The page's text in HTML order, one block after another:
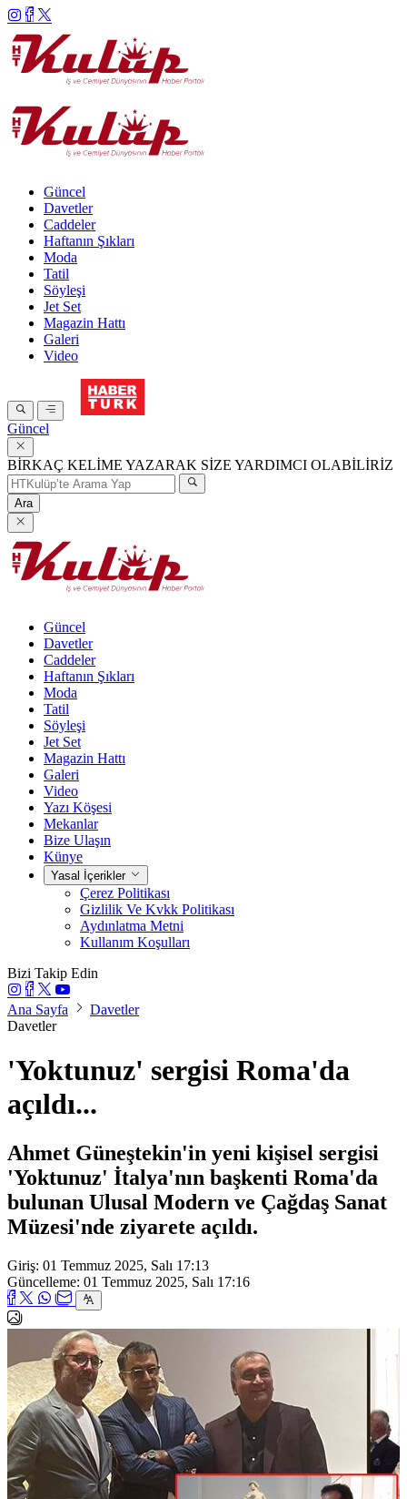
Güncel
Davetler
Caddeler
Haftanın Şıkları
Moda
Tatil
Söyleşi
Jet Set
Magazin Hattı
Galeri
Video
Güncel
BİRKAÇ KELİME YAZARAK SİZE YARDIMCI OLABİLİRİZ
Ara
Güncel
Davetler
Caddeler
Haftanın Şıkları
Moda
Tatil
Söyleşi
Jet Set
Magazin Hattı
Galeri
Video
Yazı Köşesi
Mekanlar
Bize Ulaşın
Künye
Yasal İçerikler
Çerez Politikası
Gizlilik Ve Kvkk Politikası
Aydınlatma Metni
Kullanım Koşulları
Bizi Takip Edin
Ana Sayfa
Davetler
Davetler
'Yoktunuz' sergisi Roma'da
açıldı...
Ahmet Güneştekin'in yeni kişisel sergisi
'Yoktunuz' İtalya'nın başkenti Roma'da
bulunan Ulusal Modern ve Çağdaş Sanat
Müzesi'nde ziyarete açıldı.
Giriş: 01 Temmuz 2025, Salı 17:13
Güncelleme: 01 Temmuz 2025, Salı 17:16